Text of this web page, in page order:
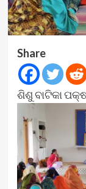
Share
ଶିଶୁ ବାଟିକା